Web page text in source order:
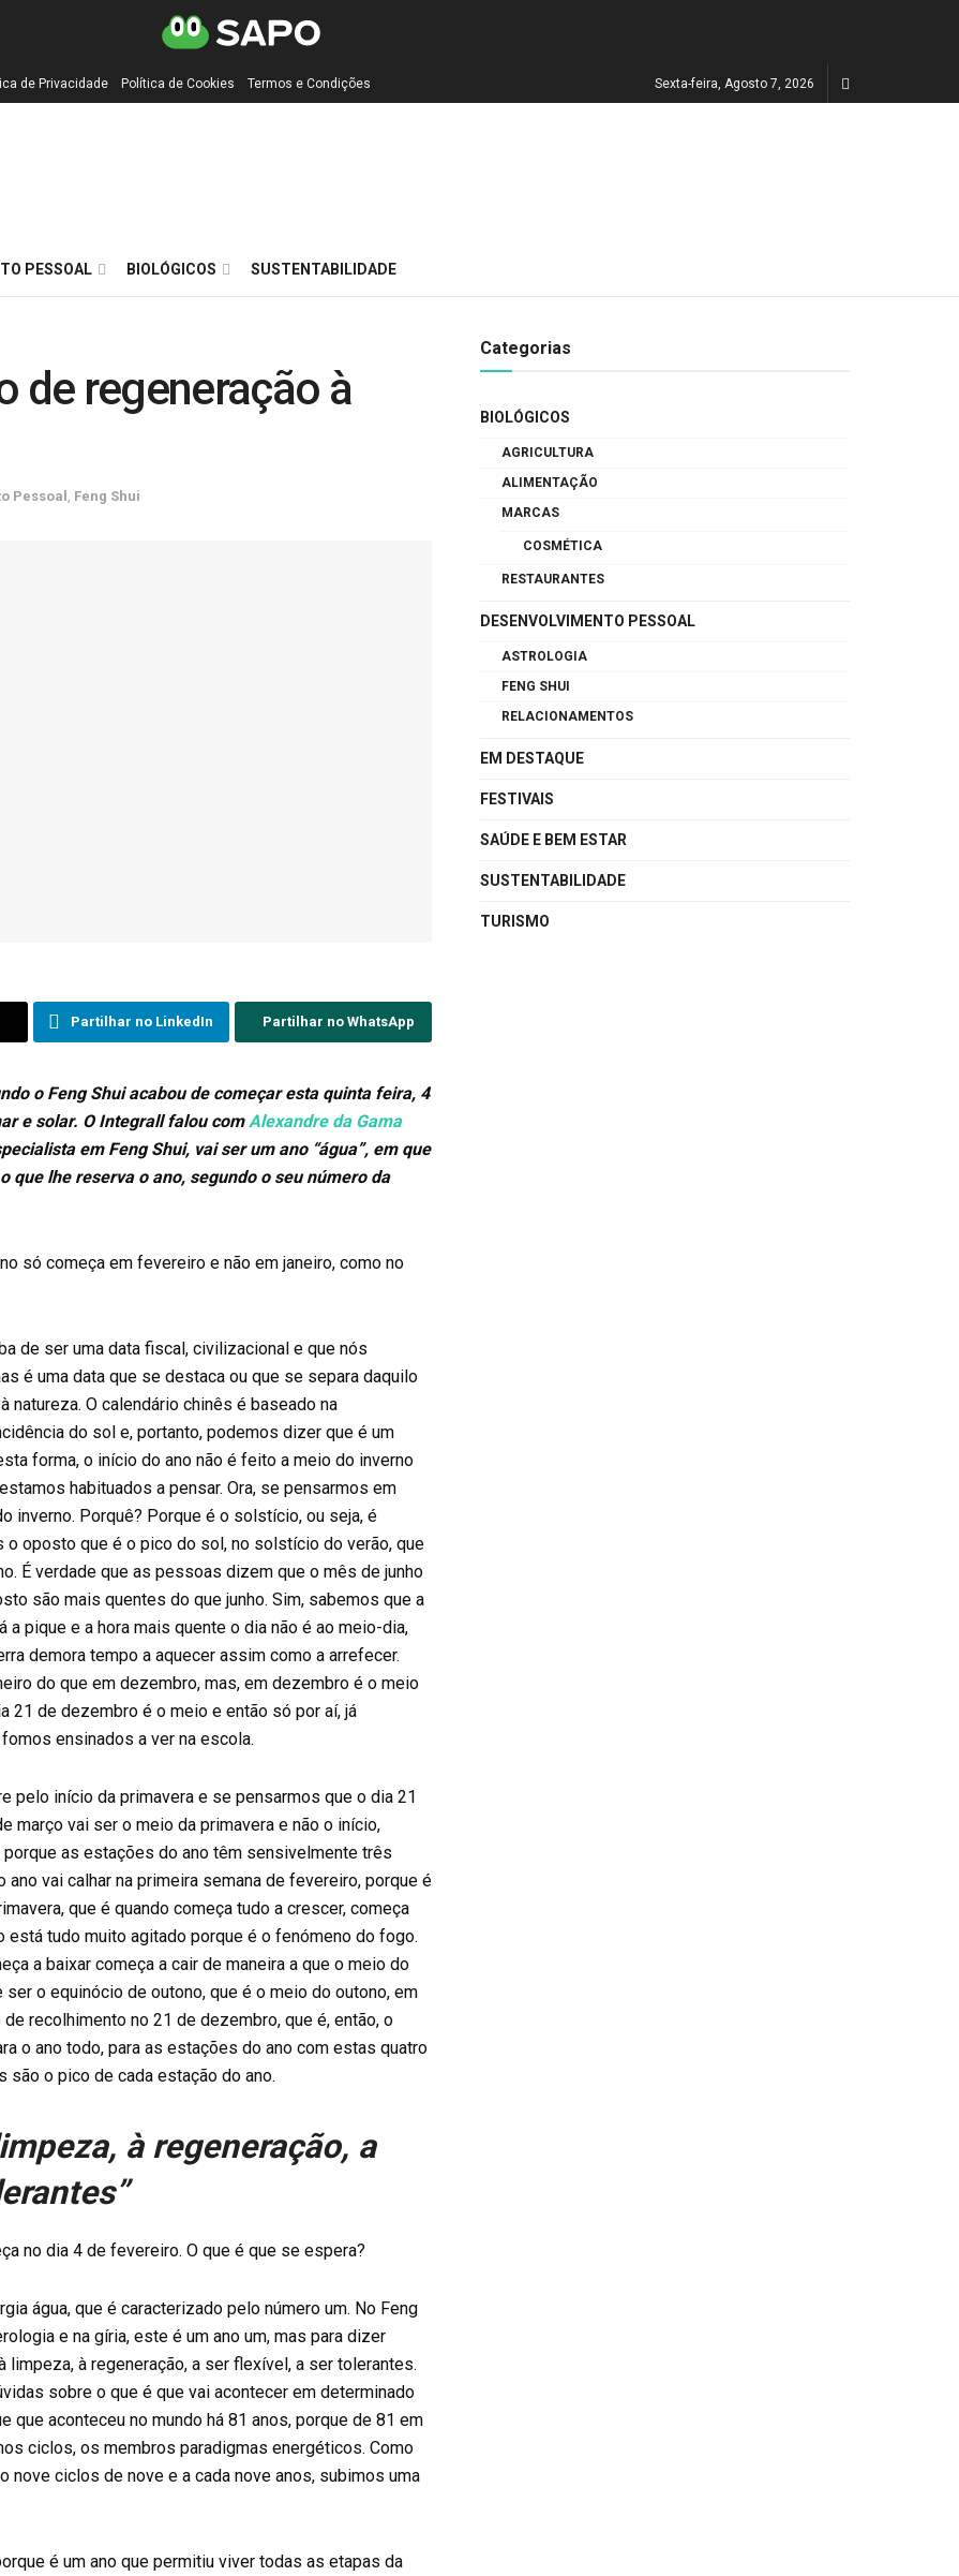
de Privacidade Política de Cookies Termos e Condições Sexta-feira, Agosto 7, 2026
PESSOAL BIOLÓGICOS SUSTENTABILIDADE
de regeneração à
Pessoal Feng Shui
Partilhar no LinkedIn Partilhar no WhatsApp
o Feng Shui acabou de começar esta quinta feira, 4
e solar. O Integrall falou com Alexandre da Gama
em Feng Shui, vai ser um ano “água”, em que
que lhe reserva o ano, segundo o seu número da
só começa em fevereiro e não em janeiro, como no
de ser uma data fiscal, civilizacional e que nós
é uma data que se destaca ou que se separa daquilo
natureza. O calendário chinês é baseado na
do sol e, portanto, podemos dizer que é um
forma, o início do ano não é feito a meio do inverno
habituados a pensar. Ora, se pensarmos em
inverno. Porquê? Porque é o solstício, ou seja, é
oposto que é o pico do sol, no solstício do verão, que
É verdade que as pessoas dizem que o mês de junho
são mais quentes do que junho. Sim, sabemos que a
pique e a hora mais quente o dia não é ao meio-dia,
demora tempo a aquecer assim como a arrefecer.
do que em dezembro, mas, em dezembro é o meio
21 de dezembro é o meio e então só por aí, já
ensinados a ver na escola.
pelo início da primavera e se pensarmos que o dia 21
março vai ser o meio da primavera e não o início,
as estações do ano têm sensivelmente três
vai calhar na primeira semana de fevereiro, porque é
que é quando começa tudo a crescer, começa
tudo muito agitado porque é o fenómeno do fogo.
a baixar começa a cair de maneira a que o meio do
o equinócio de outono, que é o meio do outono, em
recolhimento no 21 de dezembro, que é, então, o
o ano todo, para as estações do ano com estas quatro
o pico de cada estação do ano.
à regeneração, a
no dia 4 de fevereiro. O que é que se espera?
água, que é caracterizado pelo número um. No Feng
e na gíria, este é um ano um, mas para dizer
limpeza, à regeneração, a ser flexível, a ser tolerantes.
sobre o que é que vai acontecer em determinado
que aconteceu no mundo há 81 anos, porque de 81 em
ciclos, os membros paradigmas energéticos. Como
nove ciclos de nove e a cada nove anos, subimos uma
é um ano que permitiu viver todas as etapas da
Categorias
BIOLÓGICOS
AGRICULTURA
ALIMENTAÇÃO
MARCAS
COSMÉTICA
RESTAURANTES
DESENVOLVIMENTO PESSOAL
ASTROLOGIA
FENG SHUI
RELACIONAMENTOS
EM DESTAQUE
FESTIVAIS
SAÚDE E BEM ESTAR
SUSTENTABILIDADE
TURISMO